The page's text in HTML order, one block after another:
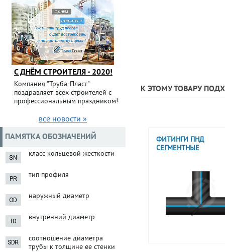
К ЭТОМУ ТОВАРУ
ФИТИНГИ ПНД
СЕГМЕНТНЫЕ
С ДНЁМ СТРОИТЕЛЯ - 2020!
Компания "Труба-Пласт"
поздравляет всех строителей с
профессиональным праздником!
все новости »
ПАМЯТКА ОБОЗНАЧЕНИЙ
класс кольцевой жесткости
тип профиля
наружный диаметр
внутренний диаметр
соотношение диаметра
трубы к толщине ее стенки